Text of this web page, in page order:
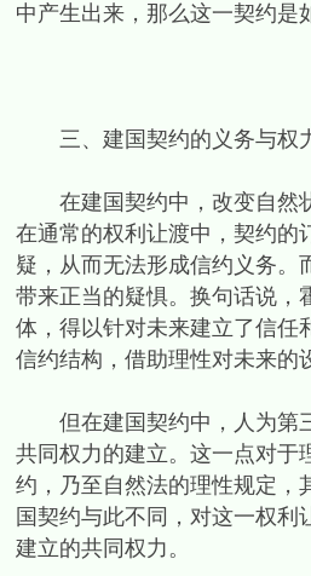
中产生出来，那么这一契约是
三、建国契约的义务与权
在建国契约中，改变自然状
在通常的权利让渡中，契约的
疑，从而无法形成信约义务。
带来正当的疑惧。换句话说，
体，得以针对未来建立了信任
信约结构，借助理性对未来的
但在建国契约中，人为第三
共同权力的建立。这一点对于
约，乃至自然法的理性规定，
国契约与此不同，对这一权
建立的共同权力。